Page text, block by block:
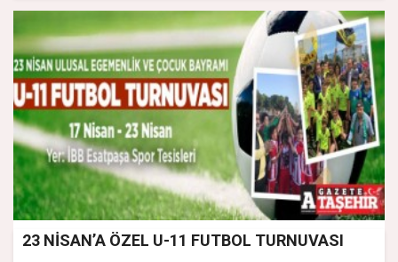
23 NİSAN’A ÖZEL U-11 FUTBOL TURNUVASI